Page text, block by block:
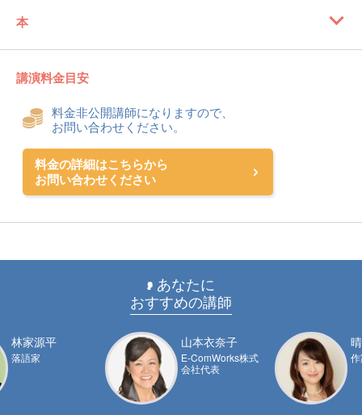
球のまわる音が聞こえる』（光文社）から出版。2009年、
シャンを育てた母として出演。
本
講演料金目安
料金非公開講師になりますので、
お問い合わせください。
料金の詳細はこちらから
お問い合わせください
あなたに
おすすめの講師
林家源平
落語家
山本衣奈子
E-ComWorks株式
会社代表